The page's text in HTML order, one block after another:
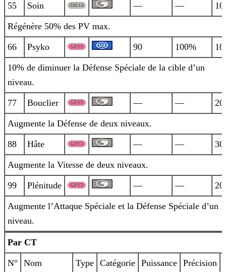
55 Soin — — 10
Régénère 50% des PV max.
66 Psyko 90 100% 10
10% de diminuer la Défense Spéciale de la cible d’un
niveau.
77 Bouclier — — 20
Augmente la Défense de deux niveaux.
88 Hâte — — 30
Augmente la Vitesse de deux niveaux.
99 Plénitude — — 20
Augmente l’Attaque Spéciale et la Défense Spéciale d’un
niveau.
Par CT
N° Nom Type Catégorie Puissance Précision